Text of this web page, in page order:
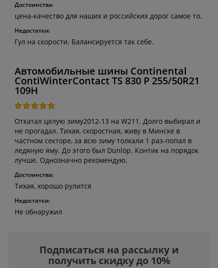
Достоинства:
цена-качество для наших и российских дорог самое то.
Недостатки:
Гул на скорости. Балансируется так себе.
Автомобильные шины Continental
ContiWinterContact TS 830 P 255/50R21
109H
Откатал целую зиму2012-13 на W211. Долго выбирал и
не прогадал. Тихая, скоростная, живу в Минске в
частном секторе, за всю зиму толкали 1 раз-попал в
ледяную яму. До этого был Dunlop. Контик на порядок
лучше. Однозначно рекомендую.
Достоинства:
Тихая, хорошо рулится
Недостатки:
Не обнаружил
Подписаться на рассылку и
получить скидку до 10%